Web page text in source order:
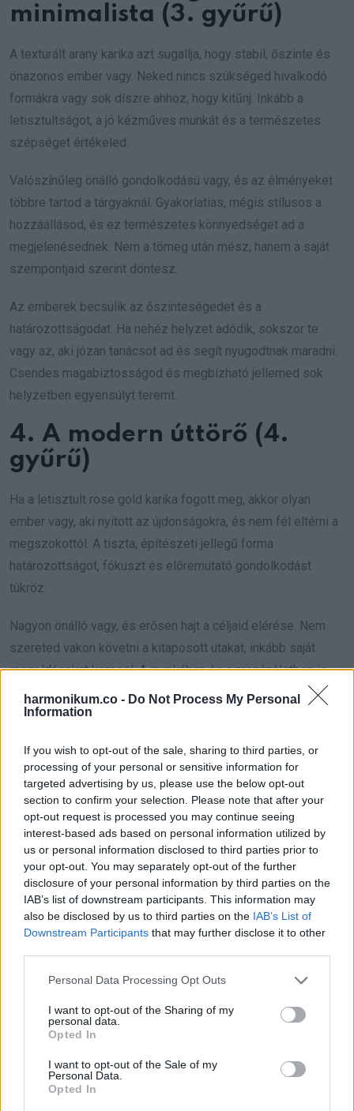
harmonikum.co - Do Not Process My Personal
Information
If you wish to opt-out of the sale, sharing to third parties, or
processing of your personal or sensitive information for
targeted advertising by us, please use the below opt-out
section to confirm your selection. Please note that after your
opt-out request is processed you may continue seeing
interest-based ads based on personal information utilized by
us or personal information disclosed to third parties prior to
your opt-out. You may separately opt-out of the further
disclosure of your personal information by third parties on the
IAB’s list of downstream participants. This information may
also be disclosed by us to third parties on the IAB’s List of
Downstream Participants that may further disclose it to other
Please note that this website/app uses one or more Google
not limited to your visit or usage behaviour. You may click to
grant or deny consent to Google and its third-party tags to
use your data for below specified purposes in below Google
consent section.
Personal Data Processing Opt Outs
I want to opt-out of the Sharing of my
personal data.
Opted In
I want to opt-out of the Sale of my
Personal Data.
Opted In
minimalista (3. gyűrű)
A texturált arany karika azt sugallja, hogy stabil, őszinte és
önazonos ember vagy. Neked nincs szükséged hivalkodó
formákra vagy sok díszre ahhoz, hogy kitűnj. Inkább a
letisztultságot, a jó kézműves munkát és a természetes
szépséget értékeled.
Valószínűleg önálló gondolkodású vagy, és az élményeket
többre tartod a tárgyaknál. Gyakorlatias, mégis stílusos a
hozzáállásod, és ez természetes könnyedséget ad a
megjelenésednek. Nem a tömeg után mész, hanem a saját
szempontjaid szerint döntesz.
Az emberek becsülik az őszinteségedet és a
határozottságodat. Ha nehéz helyzet adódik, sokszor te
vagy az, aki józan tanácsot ad és segít nyugodtnak maradni.
Csendes magabiztosságod és megbízható jellemed sok
helyzetben egyensúlyt teremt.
4. A modern úttörő (4.
gyűrű)
Ha a letisztult rose gold karika fogott meg, akkor olyan
ember vagy, aki nyitott az újdonságokra, és nem fél eltérni a
megszokottól. A tiszta, építészeti jellegű forma
határozottságot, fókuszt és előremutató gondolkodást
tükröz.
Nagyon önálló vagy, és erősen hajt a céljaid elérése. Nem
szereted vakon követni a kitaposott utakat, inkább saját
megoldásokat keresel. A munkában és a magánéletben is
fontos neked a rendezettség, a hatékonyság és az
egyértelmű kommunikáció.
A stílusod modern és tudatos. Tudod, mi áll jól neked, és ezt
magabiztosan viseled. Mások gyakran számítanak rád, mert
elszánt vagy, van jövőképed, és nyomás alatt is
összeszedett maradsz.
A környezetedet arra ösztönzöd, hogy nagyobbat álmodjon,
és bátran lépjen a saját céljai felé.
5. A ragyogó erőközpont
(5. gyűrű)
Ha a széles, pavé köves arany gyűrű vonzott, akkor
valószínűleg olyan életteli személyiséged van, amelyet
nehéz nem észrevenni. Szeretsz hatást gyakorolni, és nem
Ez a feltűnő gyűrű a magabiztosságot, a fényűzést és az